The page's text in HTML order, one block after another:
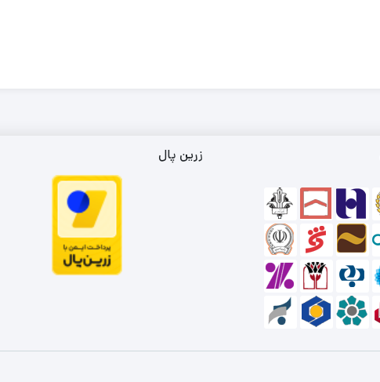
زرین پال